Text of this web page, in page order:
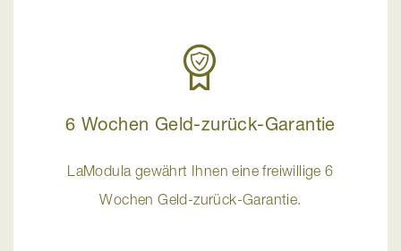
6 Wochen Geld-zurück-Garantie
LaModula gewährt Ihnen eine freiwillige 6
Wochen Geld-zurück-Garantie.